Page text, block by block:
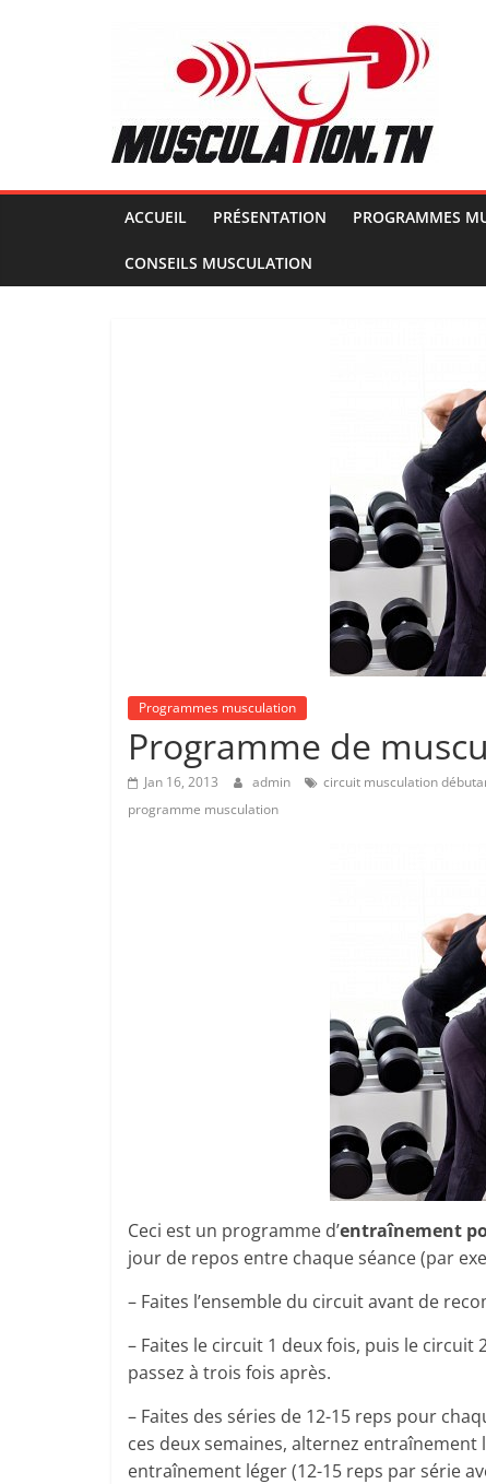
Musculation.tn
Pour
avoir
des
d'acier
ACCUEIL PRÉSENTATION PROGRAMMES
CONSEILS MUSCULATION
Programmes musculation
Programme de
Jan 16, 2013 admin circuit musculation
programme musculation
Ceci est un programme d’entraînement
jour de repos entre chaque séance (par
– Faites l’ensemble du circuit avant de
– Faites le circuit 1 deux fois, puis le
passez à trois fois après.
– Faites des séries de 12-15 reps pour
ces deux semaines, alternez
entraînement léger (12-15 reps par série